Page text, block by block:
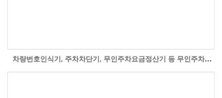
차량번호인식기, 주차차단기, 무인주차요금정산기 등 무인주차관제시스템을 제주도 제주시 건입동 호텔휘슬락 지하주차장에 설치 시공한 현장 사진입니다...